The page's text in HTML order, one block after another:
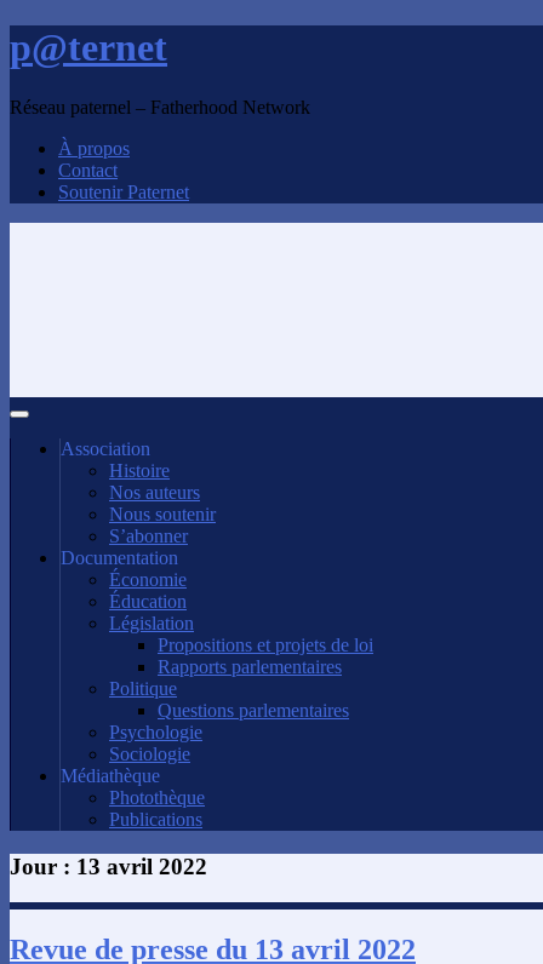
p@ternet
Réseau paternel – Fatherhood Network
À propos
Contact
Soutenir Paternet
Association
Histoire
Nos auteurs
Nous soutenir
S’abonner
Documentation
Économie
Éducation
Législation
Propositions et projets de loi
Rapports parlementaires
Politique
Questions parlementaires
Psychologie
Sociologie
Médiathèque
Photothèque
Publications
Jour : 13 avril 2022
Revue de presse du 13 avril 2022